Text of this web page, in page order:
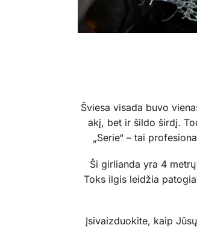
Šviesa visada buvo
akį, bet ir šildo širdį.
„Serie“ – tai
Ši girlianda yra 4
Toks ilgis leidžia
Įsivaizduokite, kaip